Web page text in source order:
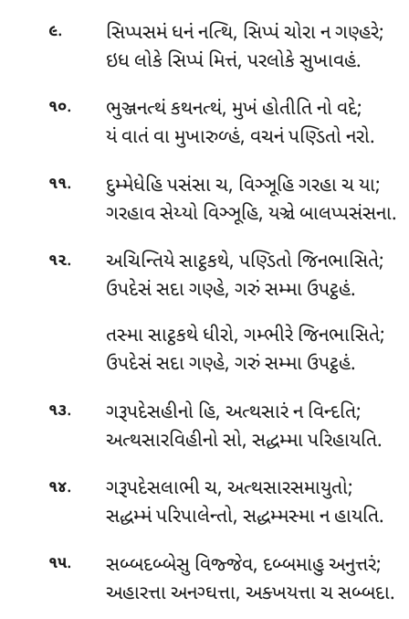
૯. સિપ્પસમંધનં નત્થિ, સિપ્પં ચોરા ન ગણ્હરે;
ઇધ લોકે સિપ્પં મિત્તં, પરલોકે સુખાવહં.
૧૦. ભુઞ્જનત્થંકથનત્થં, મુખં હોતીતિ નો વદે;
યં વાતં વા મુખારુળ્હં, વચનં પણ્ડિતો નરો.
૧૧.
દુમ્મેધેહિ પસંસા ચ, વિઞ્ઞૂહિ ગરહા ચ યા;
ગરહાવ સેય્યો વિઞ્ઞૂહિ, યઞ્ચે બાલપ્પસંસના.
૧૨. અચિન્તિયેસાટ્ઠકથે, પણ્ડિતો જિનભાસિતે;
ઉપદેસં સદા ગણ્હે, ગરું સમ્મા ઉપટ્ઠહં.
તસ્મા સાટ્ઠકથે ધીરો, ગમ્ભીરે જિનભાસિતે;
ઉપદેસં સદા ગણ્હે, ગરું સમ્મા ઉપટ્ઠહં.
૧૩. ગરૂપદેસહીનો હિ, અત્થસારં ન વિન્દતિ;
અત્થસારવિહીનો સો, સદ્ધમ્મા પરિહાયતિ.
૧૪.
ગરૂપદેસલાભી ચ, અત્થસારસમાયુતો;
સદ્ધમ્મં પરિપાલેન્તો, સદ્ધમ્મસ્મા ન હાયતિ.
૧૫. સબ્બદબ્બેસુવિજ્જેવ, દબ્બમાહુ અનુત્તરં;
અહારત્તા અનગ્ઘત્તા, અક્ખયત્તા ચ સબ્બદા.